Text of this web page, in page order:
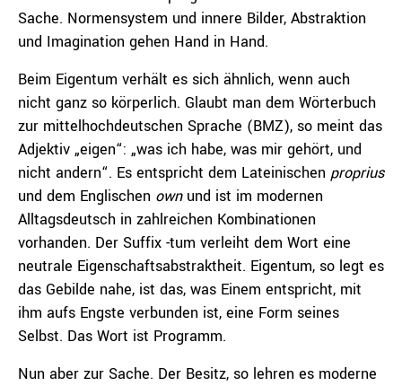
Sache. Normensystem und innere Bilder, Abstraktion
und Imagination gehen Hand in Hand.
Beim Eigentum verhält es sich ähnlich, wenn auch
nicht ganz so körperlich. Glaubt man dem Wörterbuch
zur mittelhochdeutschen Sprache (BMZ), so meint das
Adjektiv „eigen“: „was ich habe, was mir gehört, und
nicht andern“. Es entspricht dem Lateinischen proprius
und dem Englischen ownund ist im modernen
Alltagsdeutsch in zahlreichen Kombinationen
vorhanden. Der Suffix -tum verleiht dem Wort eine
neutrale Eigenschaftsabstraktheit. Eigentum, so legt es
das Gebilde nahe, ist das, was Einem entspricht, mit
ihm aufs Engste verbunden ist, eine Form seines
Selbst. Das Wort ist Programm.
Nun aber zur Sache. Der Besitz, so lehren es moderne